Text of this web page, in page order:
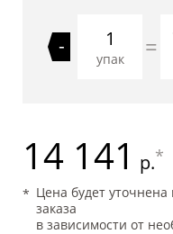
-
упак =
14 141 р.*
Цена будет
заказа
в зависимости от